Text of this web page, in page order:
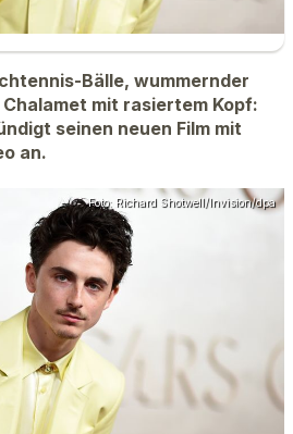
Bälle, wummernder
mit rasiertem Kopf:
seinen neuen Film mit
an.
Foto: Richard Shotwell/Invision/dpa